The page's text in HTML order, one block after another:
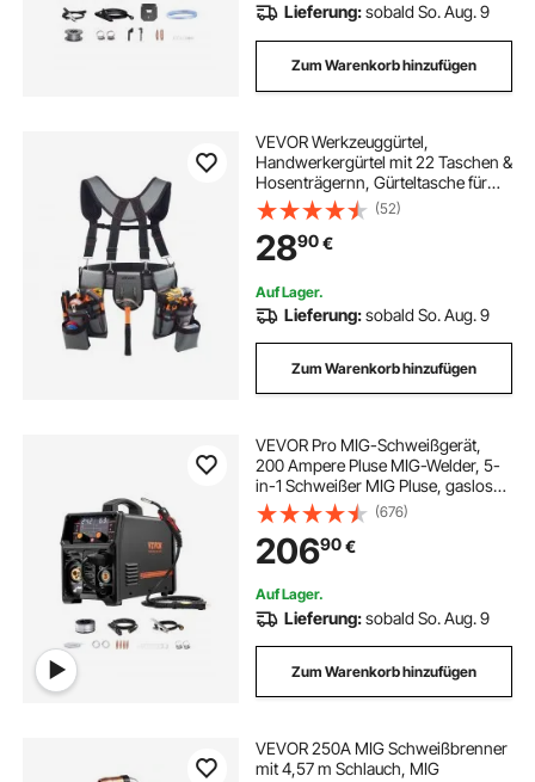
Lieferung:sobald So. Aug. 9
Zum Warenkorb hinzufügen
VEVOR Werkzeuggürtel,
Handwerkergürtel mit 22 Taschen &
Hosenträgernn, Gürteltasche für
Elektriker, Schreiner & Bauarbeiter,
Schürzenorganizer, Hammerhalter,
verstellbar von 810 bis 1730 mm
(52)
2890€
Auf Lager.
Lieferung:sobald So. Aug. 9
Zum Warenkorb hinzufügen
VEVOR Pro MIG-Schweißgerät,
200 Ampere Pluse MIG-Welder, 5-
in-1 Schweißer MIG Pluse, gasloses
MIG, Gas-MIG, MMA und Lift WIG,
mit IGBT-
Wechselrichtertechnologie und
LCD-Bildschirmanzeige
(676)
20690€
Auf Lager.
Lieferung:sobald So. Aug. 9
Zum Warenkorb hinzufügen
VEVOR 250A MIG Schweißbrenner
mit 4,57 m Schlauch, MIG